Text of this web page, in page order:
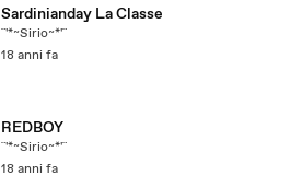
Sardinianday La Classe
¨'*~Sirio~*'¨
18 anni fa
REDBOY
¨'*~Sirio~*'¨
18 anni fa